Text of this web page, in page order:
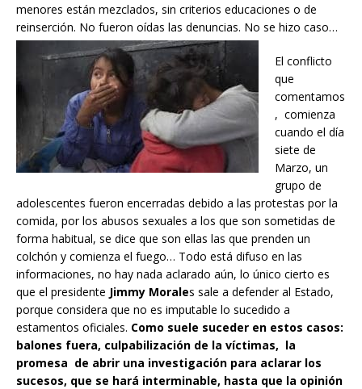
menores están mezclados, sin criterios educaciones o de
reinserción. No fueron oídas las denuncias. No se hizo caso…
El conflicto
que
comentamos
, comienza
cuando el día
siete de
Marzo, un
grupo de
adolescentes fueron encerradas debido a las protestas por la
comida, por los abusos sexuales a los que son sometidas de
forma habitual, se dice que son ellas las que prenden un
colchón y comienza el fuego… Todo está difuso en las
informaciones, no hay nada aclarado aún, lo único cierto es
que el presidente Jimmy Morales sale a defender al Estado,
porque considera que no es imputable lo sucedido a
estamentos oficiales. Como suele suceder en estos casos:
balones fuera, culpabilización de la víctimas, la
promesa de abrir una investigación para aclarar los
sucesos, que se hará interminable, hasta que la opinión